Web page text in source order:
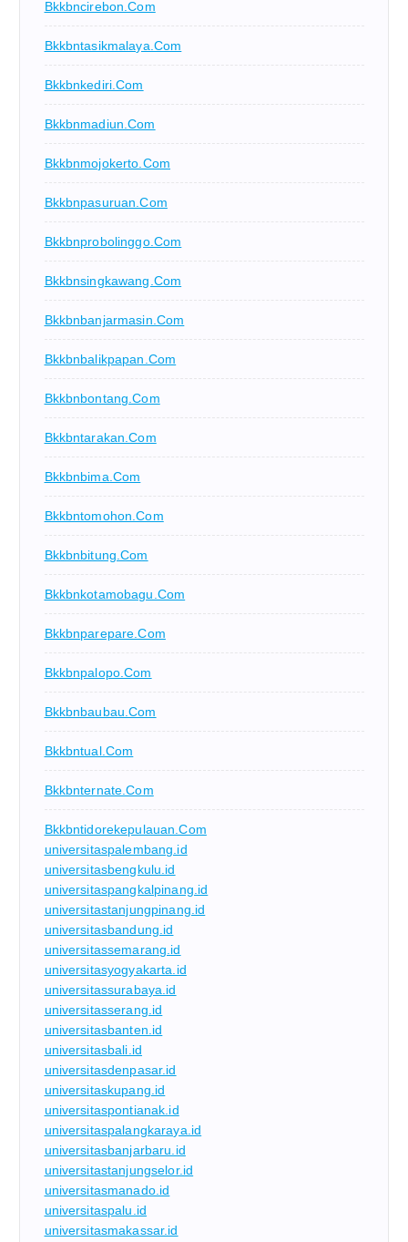
Bkkbncirebon.com
Bkkbntasikmalaya.com
Bkkbnkediri.com
Bkkbnmadiun.com
Bkkbnmojokerto.com
Bkkbnpasuruan.com
Bkkbnprobolinggo.com
Bkkbnsingkawang.com
Bkkbnbanjarmasin.com
Bkkbnbalikpapan.com
Bkkbnbontang.com
Bkkbntarakan.com
Bkkbnbima.com
Bkkbntomohon.com
Bkkbnbitung.com
Bkkbnkotamobagu.com
Bkkbnparepare.com
Bkkbnpalopo.com
Bkkbnbaubau.com
Bkkbntual.com
Bkkbnternate.com
Bkkbntidorekepulauan.com
universitaspalembang.id
universitasbengkulu.id
universitaspangkalpinang.id
universitastanjungpinang.id
universitasbandung.id
universitassemarang.id
universitasyogyakarta.id
universitassurabaya.id
universitasserang.id
universitasbanten.id
universitasbali.id
universitasdenpasar.id
universitaskupang.id
universitaspontianak.id
universitaspalangkaraya.id
universitasbanjarbaru.id
universitastanjungselor.id
universitasmanado.id
universitaspalu.id
universitasmakassar.id